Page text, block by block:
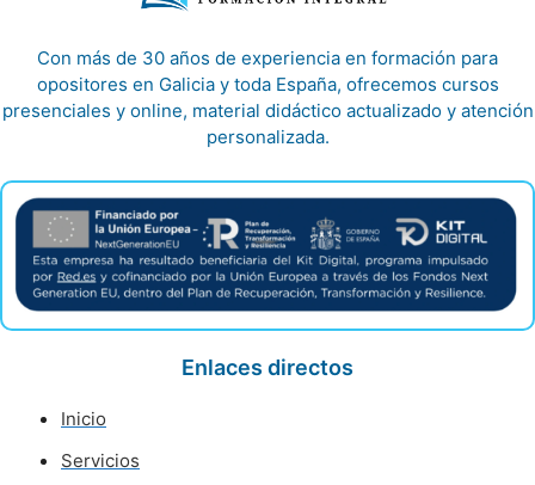
Con más de 30 años de experiencia en formación para
opositores en Galicia y toda España, ofrecemos cursos
presenciales y online, material didáctico actualizado y atención
personalizada.
Enlaces directos
Inicio
Servicios